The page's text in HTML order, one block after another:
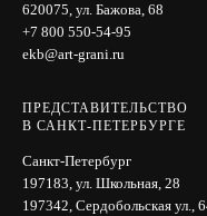
620075, ул. Бажова, 68
+7 800 550-54-95
ekb@art-grani.ru
ПРЕДСТАВИТЕЛЬСТВО
В САНКТ-ПЕТЕРБУРГЕ
Санкт-Петербург
197183, ул. Школьная, 28
197342, Сердобольская ул.,